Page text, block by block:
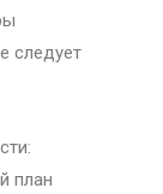
следует
план